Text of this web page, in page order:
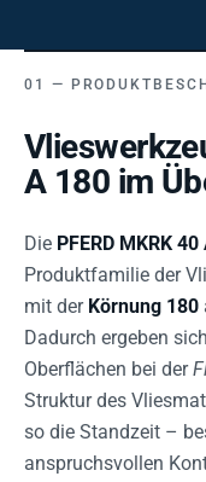
A 180 im
Die PFERD MKRK
Produktfamilie der
mit der Körnung 180
Dadurch ergeben
Oberflächen bei der
Struktur des
so die Standzeit –
anspruchsvollen